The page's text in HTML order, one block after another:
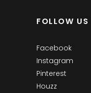
FOLLOW US
Facebook
Instagram
Pinterest
Houzz